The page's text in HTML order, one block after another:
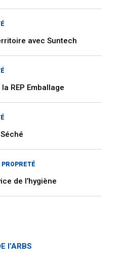
avec Suntech
REP Emballage
de l’hygiène
l’ARBS